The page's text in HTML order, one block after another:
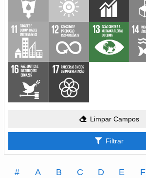
Limpar Campos
Filtrar
# A B C D E F